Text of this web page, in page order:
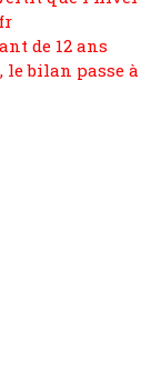
de 12 ans
le bilan passe à